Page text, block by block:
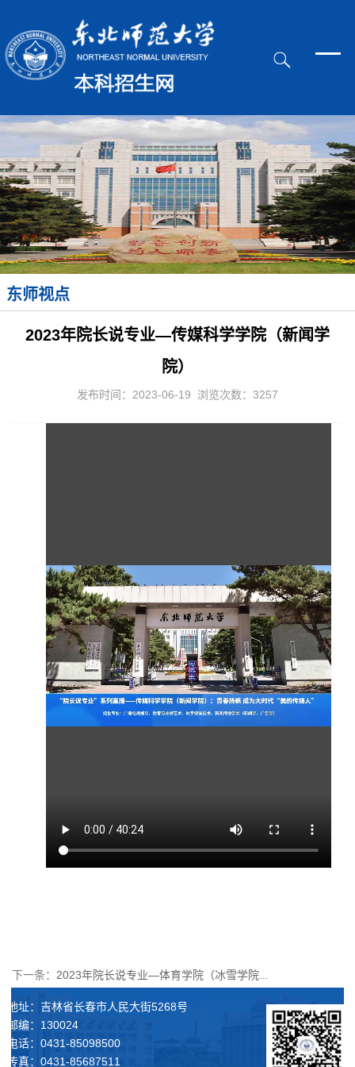
东师视点
2023年院长说专业—传媒科学学院（新闻学
院）
发布时间：2023-06-19 浏览次数： 3257
下一条： 2023年院长说专业—体育学院（冰雪学院...
地址：吉林省长春市人民大街5268号
邮编：130024
电话：0431-85098500
传真：0431-85687511